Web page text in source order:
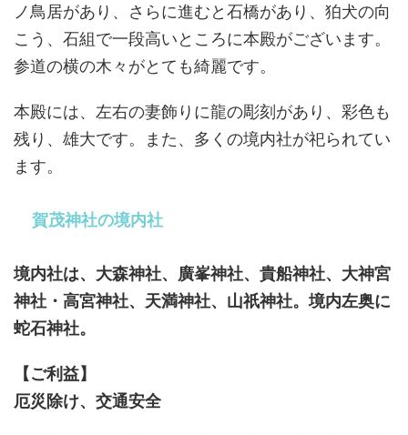
ノ鳥居があり、さらに進むと石橋があり、狛犬の向
こう、石組で一段高いところに本殿がございます。
参道の横の木々がとても綺麗です。
本殿には、左右の妻飾りに龍の彫刻があり、彩色も
残り、雄大です。また、多くの境内社が祀られてい
ます。
賀茂神社の境内社
境内社は、大森神社、廣峯神社、貴船神社、大神宮
神社・高宮神社、天満神社、山祇神社。境内左奥に
蛇石神社。
【ご利益】
厄災除け、交通安全